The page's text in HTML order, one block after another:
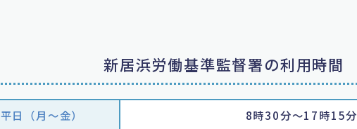
新居浜労働基準監督署の利用時間
平日（月〜金） 8時30分～17時15分